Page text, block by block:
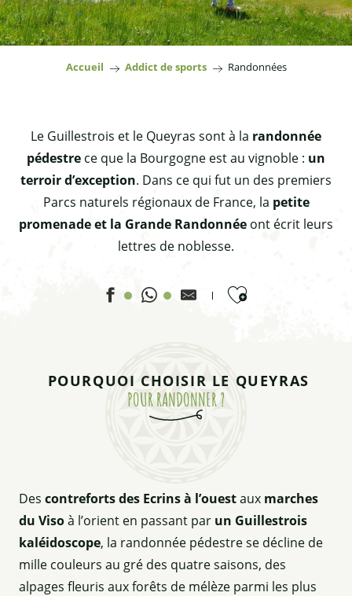
Accueil Addict de sports Randonnées
Le Guillestrois et le Queyras sont à la randonnée
pédestre ce que la Bourgogne est au vignoble : un
terroir d’exception. Dans ce qui fut un des premiers
Parcs naturels régionaux de France, la petite
promenade et la Grande Randonnée ont écrit leurs
lettres de noblesse.
Ajouter aux
POURQUOI CHOISIR LE QUEYRAS
POUR RANDONNER ?
Des contreforts des Ecrins à l’ouestaux marches
du Visoà l’orient en passant par un Guillestrois
kaléidoscope, la randonnée pédestre se décline de
mille couleurs au gré des quatre saisons, des
alpages fleuris aux forêts de mélèze parmi les plus